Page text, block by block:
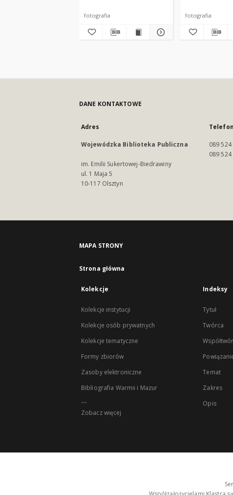
fotografia fotografia
DANE KONTAKTOWE
Adres
Wojewódzka Biblioteka Publiczna
im. Emilii Sukertowej-Biedrawiny
ul. 1 Maja 5
10-117 Olsztyn
Telefon
089
089
MAPA STRONY
Strona główna
Kolekcje
Kolekcje instytucji
Kolekcje osób prywatnych
Kolekcje tematyczne
Formy zbiorów
Zasoby elektroniczne
Bibliografia Warmii i Mazur
...
Zobacz więcej
Indeksy
Tytuł
Twórca
Temat
Zakres
Opis